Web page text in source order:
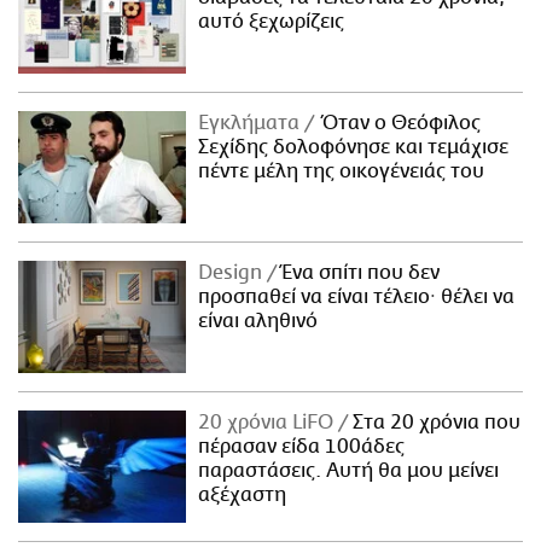
αυτό ξεχωρίζεις
Εγκλήματα
Όταν ο Θεόφιλος
Σεχίδης δολοφόνησε και τεμάχισε
πέντε μέλη της οικογένειάς του
Design
Ένα σπίτι που δεν
προσπαθεί να είναι τέλειο· θέλει να
είναι αληθινό
20 χρόνια LiFO
Στα 20 χρόνια που
πέρασαν είδα 100άδες
παραστάσεις. Αυτή θα μου μείνει
αξέχαστη